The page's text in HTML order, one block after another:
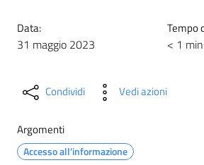
Data:
31 maggio 2023
Tempo
< 1 min
Condividi Vedi azioni
Argomenti
Accesso all'informazione